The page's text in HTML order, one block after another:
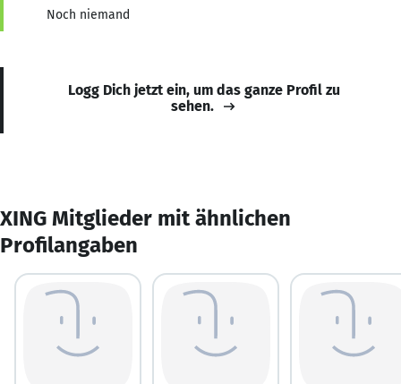
Noch niemand
Logg Dich jetzt ein, um das ganze Profil zu
sehen.
XING Mitglieder mit ähnlichen
Profilangaben